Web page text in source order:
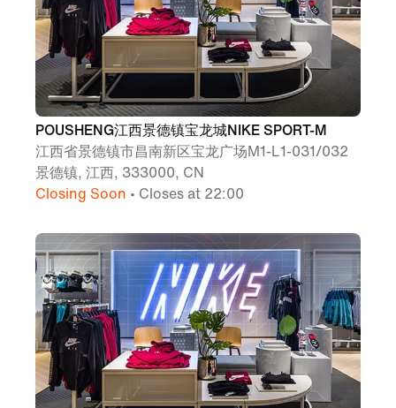
POUSHENG江西景德镇宝龙城NIKE SPORT-M
江西省景德镇市昌南新区宝龙广场M1-L1-031/032
景德镇, 江西, 333000, CN
Closing Soon • Closes at 22:00